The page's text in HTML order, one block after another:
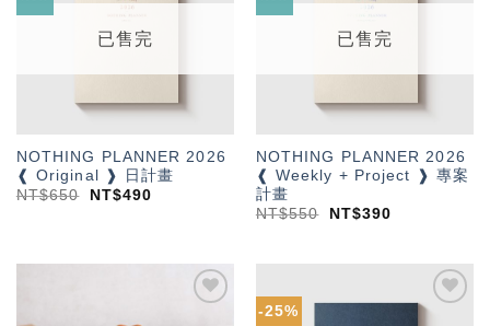
已售完
NOTHING PLANNER 2026
❰ Original ❱ 日計畫
NT$650 NT$490
已售完
NOTHING PLANNER 2026
❰ Weekly + Project ❱ 專案
計畫
NT$550 NT$390
-25%